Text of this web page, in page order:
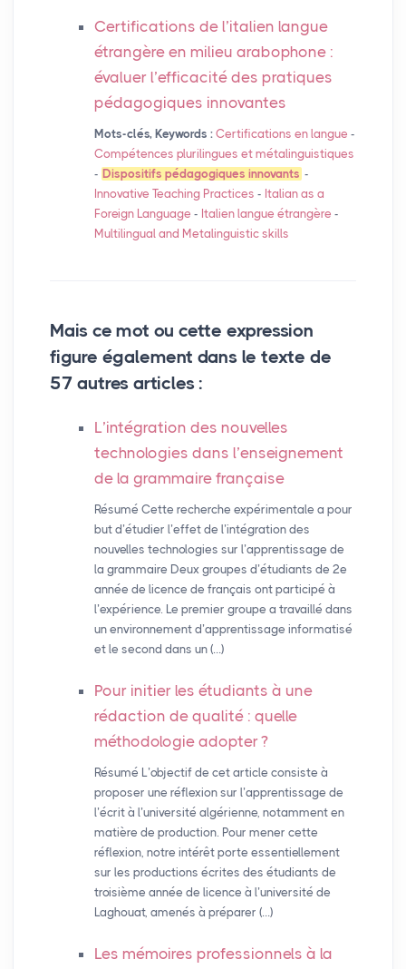
Certifications de l’italien langue
étrangère en milieu arabophone :
évaluer l’efficacité des pratiques
pédagogiques innovantes
Mots-clés, Keywords : Certifications en langue -
Compétences plurilingues et métalinguistiques
- Dispositifs pédagogiques innovants -
Innovative Teaching Practices - Italian as a
Foreign Language - Italien langue étrangère -
Multilingual and Metalinguistic skills
Mais ce mot ou cette expression
figure également dans le texte de
57 autres articles :
L’intégration des nouvelles
technologies dans l’enseignement
de la grammaire française
Résumé Cette recherche expérimentale a pour
but d’étudier l’effet de l’intégration des
nouvelles technologies sur l’apprentissage de
la grammaire Deux groupes d’étudiants de 2e
année de licence de français ont participé à
l’expérience. Le premier groupe a travaillé dans
un environnement d’apprentissage informatisé
et le second dans un (…)
Pour initier les étudiants à une
rédaction de qualité : quelle
méthodologie adopter?
Résumé L’objectif de cet article consiste à
proposer une réflexion sur l’apprentissage de
l’écrit à l’université algérienne, notamment en
matière de production. Pour mener cette
réflexion, notre intérêt porte essentiellement
sur les productions écrites des étudiants de
troisième année de licence à l’université de
Laghouat, amenés à préparer (…)
Les mémoires professionnels à la